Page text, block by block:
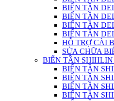
BIẾN TẦN
BIẾN TẦN
BIẾN TẦN
BIẾN TẦN
HỖ TRỢ CÀI
SỬA CHỮA
BIẾN TẦN
BIẾN TẦN
BIẾN TẦN
BIẾN TẦN
BIẾN TẦN